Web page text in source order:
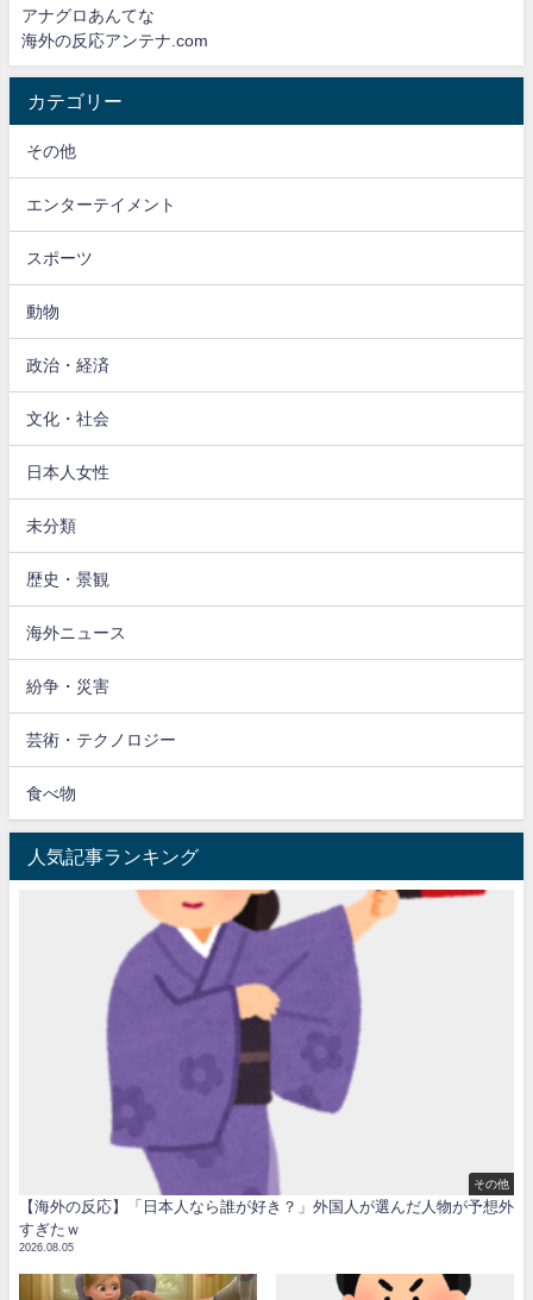
アナグロあんてな
海外の反応アンテナ.com
カテゴリー
その他
エンターテイメント
スポーツ
動物
政治・経済
文化・社会
日本人女性
未分類
歴史・景観
海外ニュース
紛争・災害
芸術・テクノロジー
食べ物
人気記事ランキング
その他
【海外の反応】「日本人なら誰が好き？」外国人が選んだ人物が予想外
すぎたｗ
2026.08.05